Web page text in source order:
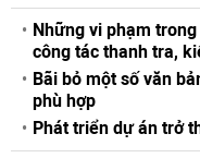
Những vi phạm
công tác thanh tra,
Bãi bỏ một số văn
phù hợp
Phát triển dự án trở